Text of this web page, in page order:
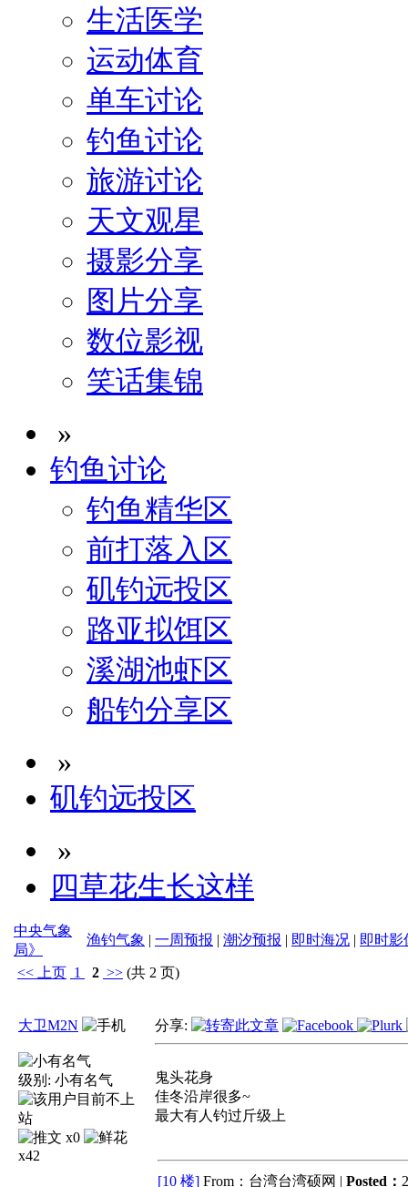
生活医学
运动体育
单车讨论
钓鱼讨论
旅游讨论
天文观星
摄影分享
图片分享
数位影视
笑话集锦
»
钓鱼讨论
钓鱼精华区
前打落入区
矶钓远投区
路亚拟饵区
溪湖池虾区
船钓分享区
»
矶钓远投区
»
四草花生长这样
中央气象
局》
渔钓气象 | 一周预报 | 潮汐预报 | 即时海况 | 即时影
<< 上页 1 2 >> (共 2 页)
大卫M2N
级别: 小有名气
x0
x42
分享:
鬼头花身
佳冬沿岸很多~
最大有人钓过斤级上
[10 楼] From：台湾台湾硕网 | Posted：